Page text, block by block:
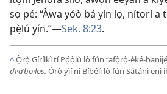
sọ pé: “Àwa yóò bá yín lọ, nítorí
pẹ̀lú yín.”​—Sek. 8:23.
^Ọ̀rọ̀ Gíríìkì tí Pọ́ọ̀lù lò fún “afọ̀rọ̀-èké-
di·aʹbo·los. Ọ̀rọ̀ yìí ni Bíbélì lò fún Sátánì ẹni